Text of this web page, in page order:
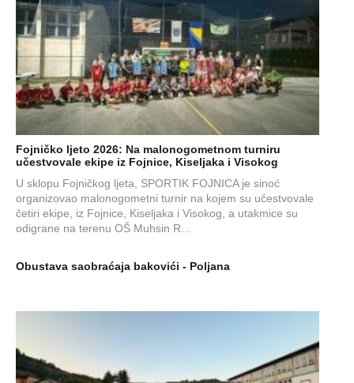
Fojničko ljeto 2026: Na malonogometnom turniru
učestvovale ekipe iz Fojnice, Kiseljaka i Visokog
U sklopu Fojničkog ljeta, SPORTIK FOJNICA je sinoć
organizovao malonogometni turnir na kojem su učestvovale
četiri ekipe, iz Fojnice, Kiseljaka i Visokog, a utakmice su
odigrane na terenu OŠ Muhsin R...
Obustava saobraćaja bakovići - Poljana